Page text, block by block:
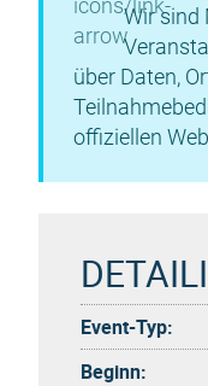
Wir sind
über Daten,
offiziellen
Event-Typ:
Beginn: